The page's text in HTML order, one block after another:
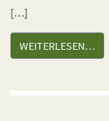
[…]
WEITERLESEN…